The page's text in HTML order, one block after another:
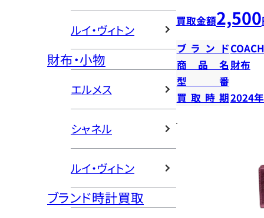
ルイ・ヴィトン
財布・小物
エルメス
シャネル
ルイ・ヴィトン
ブランド時計買取
買取金額2,500
ブランドCOACH
商品名 財布
型番
買取時期2024